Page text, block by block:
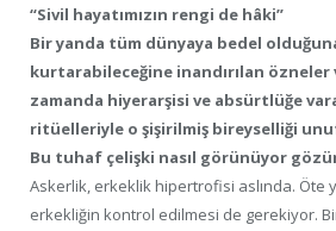
“Sivil hayatımızın rengi de hâki”
Bir yanda tüm dünyaya bedel
kurtarabileceğine inandırılan özneler
zamanda hiyerarşisi ve absürtlüğe
ritüelleriyle o şişirilmiş bireyselliği
Bu tuhaf çelişki nasıl görünüyor
Askerlik, erkeklik hipertrofisi aslında. Öte
erkekliğin kontrol edilmesi de gerekiyor.